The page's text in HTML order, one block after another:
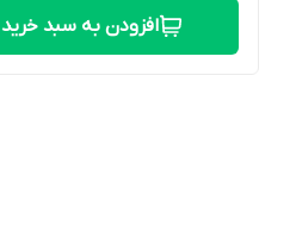
افزودن به سبد خرید